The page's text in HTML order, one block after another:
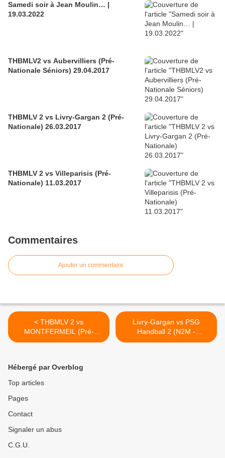
Samedi soir à Jean Moulin… |
19.03.2022
THBMLV2 vs Aubervilliers (Pré-
Nationale Séniors) 29.04.2017
THBMLV 2 vs Livry-Gargan 2 (Pré-
Nationale) 26.03.2017
THBMLV 2 vs Villeparisis (Pré-
Nationale) 11.03.2017
Commentaires
Ajouter un commentaire
< THBMLV 2 vs
MONTFERMEIL (Pré-
Nationale) 05.11.2016
Livry-Gargan vs PSG
Handball 2 (N2M -
12.11.2016) 1/2 >
Hébergé par Overblog
Top articles
Pages
Contact
Signaler un abus
C.G.U.